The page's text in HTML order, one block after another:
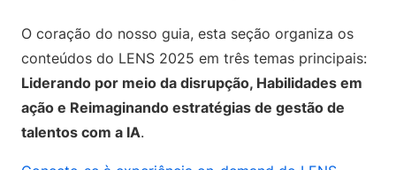
O coração do nosso guia, esta seção organiza os
conteúdos do LENS 2025 em três temas principais:
Liderando por meio da disrupção, Habilidades em
ação e Reimaginando estratégias de gestão de
talentos com a IA.